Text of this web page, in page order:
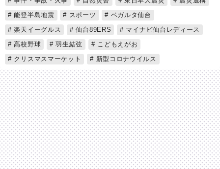
能登半島地震
スポーツ
ベガルタ仙台
楽天イーグルス
仙台89ERS
マイナビ仙台レディース
高校野球
羽生結弦
こどもえがお
クリスマスマーケット
新型コロナウイルス